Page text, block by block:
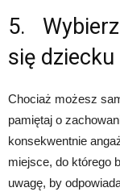
5.
się dziecku
Chociaż możesz
pamiętaj o
konsekwentnie
miejsce, do którego
uwagę, by